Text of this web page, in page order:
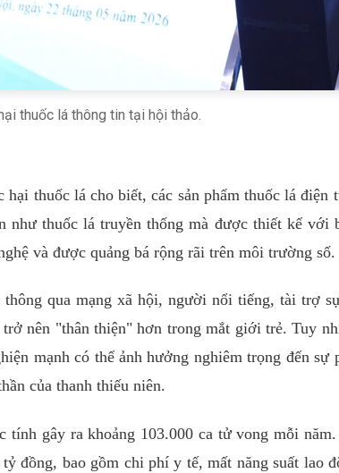
thuốc lá thông tin tại hội thảo.
thuốc lá cho biết, các sản phẩm thuốc lá điện
như thuốc lá truyền thống mà được thiết kế với
và được quảng bá rộng rãi trên môi trường số.
qua mạng xã hội, người nổi tiếng, tài trợ
nên "thân thiện" hơn trong mắt giới trẻ. Tuy
mạnh có thể ảnh hưởng nghiêm trọng đến sự
của thanh thiếu niên.
gây ra khoảng 103.000 ca tử vong mỗi
đồng, bao gồm chi phí y tế, mất năng suất lao